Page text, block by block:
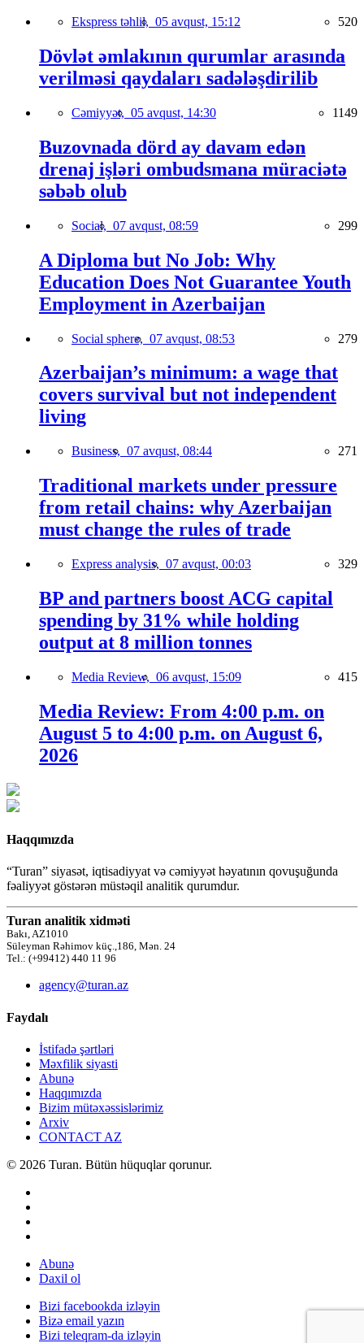
Ekspress təhlil, 05 avqust, 15:12 520
Dövlət əmlakının qurumlar arasında
verilməsi qaydaları sadələşdirilib
Cəmiyyət, 05 avqust, 14:30 1149
Buzovnada dörd ay davam edən
drenaj işləri ombudsmana müraciətə
səbəb olub
Social, 07 avqust, 08:59 299
A Diploma but No Job: Why
Education Does Not Guarantee Youth
Employment in Azerbaijan
Social sphere, 07 avqust, 08:53 279
Azerbaijan’s minimum: a wage that
covers survival but not independent
living
Business, 07 avqust, 08:44 271
Traditional markets under pressure
from retail chains: why Azerbaijan
must change the rules of trade
Express analysis, 07 avqust, 00:03 329
BP and partners boost ACG capital
spending by 31% while holding
output at 8 million tonnes
Media Review, 06 avqust, 15:09 415
Media Review: From 4:00 p.m. on
August 5 to 4:00 p.m. on August 6,
2026
Haqqımızda
“Turan” siyasət, iqtisadiyyat və cəmiyyət həyatının qovuşuğunda
fəaliyyət göstərən müstəqil analitik qurumdur.
Turan analitik xidməti
Bakı, AZ1010
Süleyman Rəhimov küç.,186, Mən. 24
Tel.: (+99412) 440 11 96
agency@turan.az
Faydalı
İstifadə şərtləri
Məxfilik siyasti
Abunə
Haqqımızda
Bizim mütəxəssislərimiz
Arxiv
CONTACT AZ
© 2026 Turan. Bütün hüquqlar qorunur.
Abunə
Daxil ol
Bizi facebookda izləyin
Bizə email yazın
Bizi teleqram-da izləyin